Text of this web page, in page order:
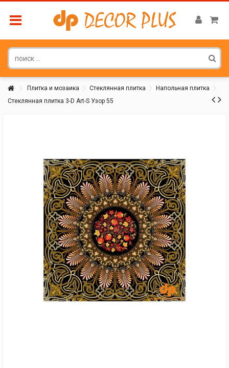
Плитка и мозаика Стеклянная плитка
Напольная плитка
Стеклянная плитка 3-D Art-S Узор 55